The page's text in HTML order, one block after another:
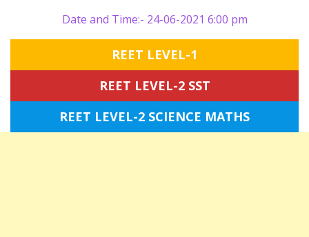
Date and Time:- 24-06-2021 6:00 pm
REET LEVEL-1
REET LEVEL-2 SST
REET LEVEL-2 SCIENCE MATHS